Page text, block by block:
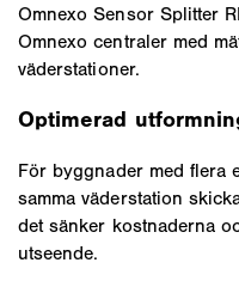
Omnexo Sensor Splitter
Omnexo centraler med
väderstationer.
Optimerad
För byggnader med flera
samma väderstation
det sänker kostnaderna
utseende.